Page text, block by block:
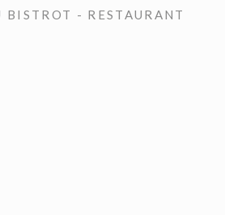
BISTROT - RESTAURANT